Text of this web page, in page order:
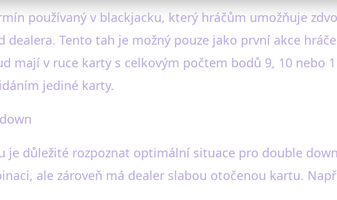
používaný v blackjacku, který hráčům umožňuje
dealera. Tento tah je možný pouze jako první akce
mají v ruce karty s celkovým počtem bodů 9, 10 nebo
jediné karty.
je důležité rozpoznat optimální situace pro double
ale zároveň má dealer slabou otočenou kartu.